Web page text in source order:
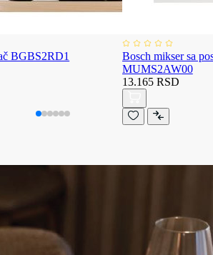
BGBS2RD1
Bosch mikser sa
MUMS2AW00
13.165 RSD